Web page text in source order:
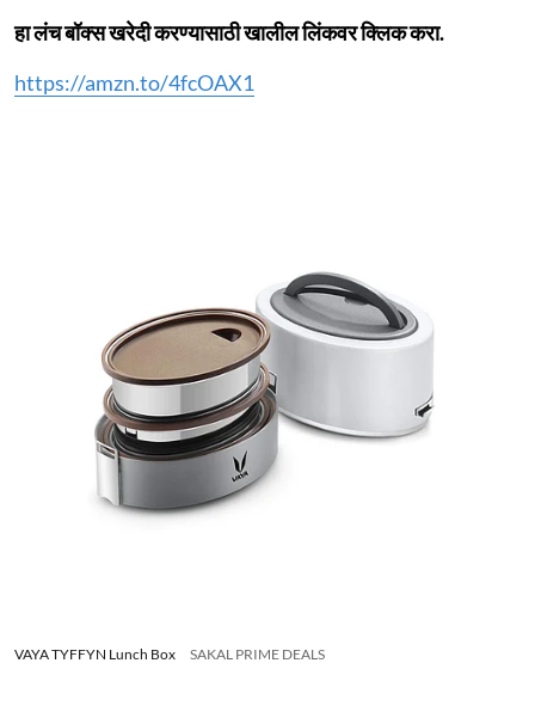
हा लंच बॉक्स खरेदी करण्यासाठी खालील लिंकवर क्लिक करा.
https://amzn.to/4fcOAX1
VAYA TYFFYN Lunch Box SAKAL PRIME DEALS